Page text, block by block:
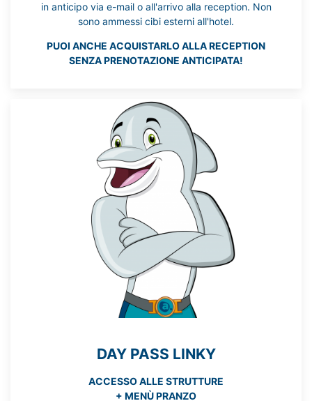
in anticipo via e-mail o all'arrivo alla reception. Non
sono ammessi cibi esterni all'hotel.
PUOI ANCHE ACQUISTARLO ALLA RECEPTION
SENZA PRENOTAZIONE ANTICIPATA!
DAY PASS LINKY
ACCESSO ALLE STRUTTURE
+ MENÙ PRANZO